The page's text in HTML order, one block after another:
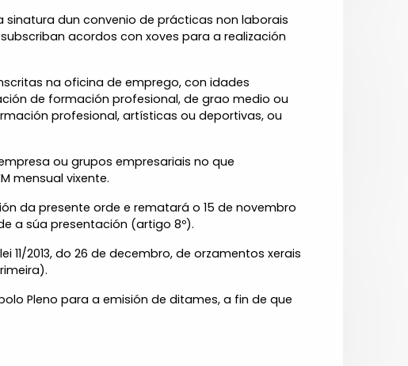
dun convenio de prácticas non laborais
subscriban acordos con xoves para a realización
na oficina de emprego, con idades
de formación profesional, de grao medio ou
profesional, artísticas ou deportivas, ou
ou grupos empresariais no que
mensual vixente.
da presente orde e rematará o 15 de novembro
a súa presentación (artigo 8º).
2013, do 26 de decembro, de orzamentos xerais
Pleno para a emisión de ditames, a fin de que